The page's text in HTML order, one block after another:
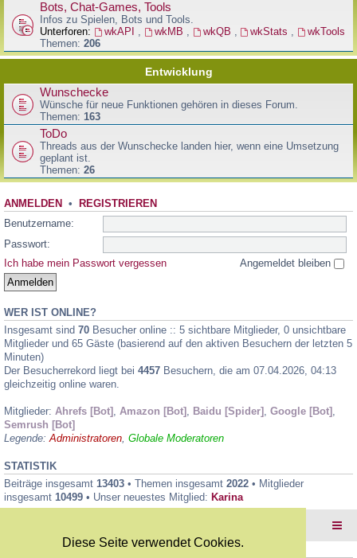
Diese Seite verwendet Cookies.
Bots, Chat-Games, Tools
Infos zu Spielen, Bots und Tools.
Unterforen:
wkAPI , wkMB , wkQB , wkStats ,
wkTools
Themen: 206
Entwicklung
Wunschecke
Wünsche für neue Funktionen gehören in dieses Forum.
Themen: 163
ToDo
Threads aus der Wunschecke landen hier, wenn eine Umsetzung
geplant ist.
Themen: 26
ANMELDEN • REGISTRIEREN
Benutzername:
Passwort:
Ich habe mein Passwort vergessen
Angemeldet bleiben
WER IST ONLINE?
Insgesamt sind 70 Besucher online :: 5 sichtbare Mitglieder, 0 unsichtbare
Mitglieder und 65 Gäste (basierend auf den aktiven Besuchern der letzten 5
Minuten)
Der Besucherrekord liegt bei 4457 Besuchern, die am 07.04.2026, 04:13
gleichzeitig online waren.
Mitglieder: Ahrefs [Bot] , Amazon [Bot] , Baidu [Spider] , Google [Bot] ,
Semrush [Bot]
Legende:Administratoren, Globale Moderatoren
STATISTIK
Beiträge insgesamt 13403 • Themen insgesamt 2022 • Mitglieder
insgesamt 10499 • Unser neuestes Mitglied: Karina